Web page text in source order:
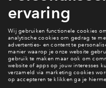
bereid je je goed voor op de
Woningaanbod